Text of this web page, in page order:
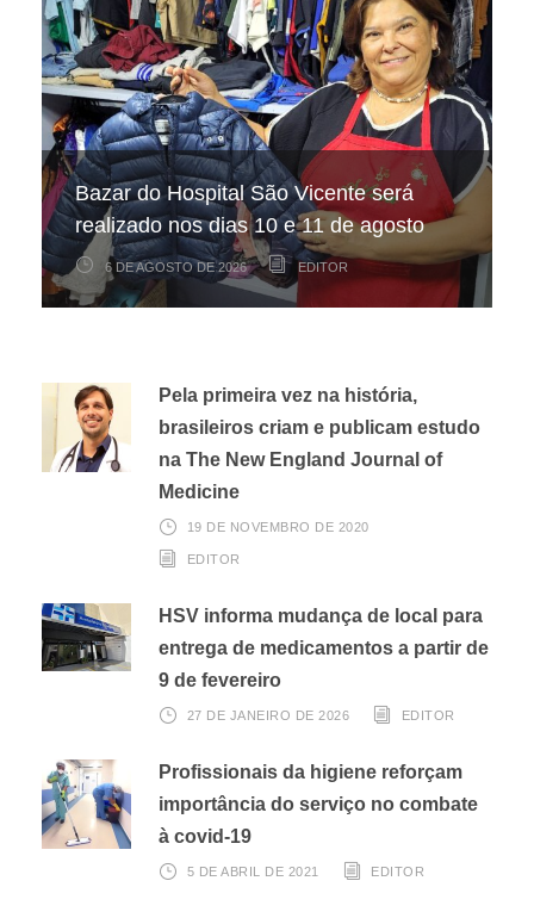
Bazar do Hospital São Vicente será
realizado nos dias 10 e 11 de agosto
6 DE AGOSTO DE 2026 EDITOR
Hospital São Vicente participa de
mapeamento nacional sobre câncer
infantojuvenil
6 DE AGOSTO DE 2026 EDITOR
Hospital São Vicente expande
arrecadação de cupons fiscais pela
Nota Fiscal Paulista
3 DE AGOSTO DE 2026 EDITOR
Pela primeira vez na história,
brasileiros criam e publicam estudo
na The New England Journal of
Medicine
19 DE NOVEMBRO DE 2020
EDITOR
HSV informa mudança de local para
entrega de medicamentos a partir de
9 de fevereiro
27 DE JANEIRO DE 2026 EDITOR
Profissionais da higiene reforçam
importância do serviço no combate
à covid-19
5 DE ABRIL DE 2021 EDITOR